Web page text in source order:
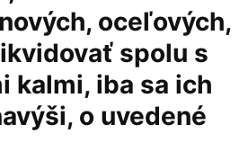
oceľových,
spolu s
kalmi, iba sa ich
o uvedené